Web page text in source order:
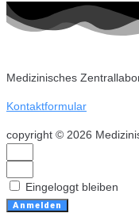
Medizinisches
Kontaktformular
copyright © 2026
Eingeloggt bleiben
Anmelden